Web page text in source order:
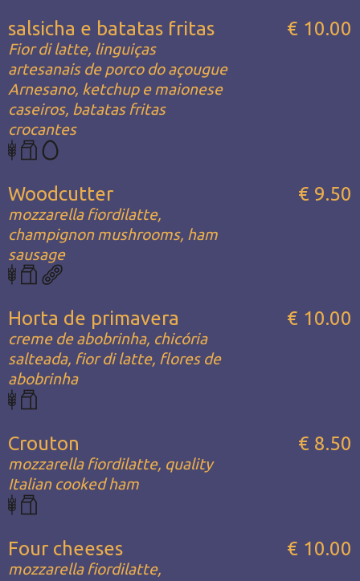
salsicha e batatas fritas
Fior di latte, linguiças
artesanais de porco do açougue
Arnesano, ketchup e maionese
caseiros, batatas fritas
crocantes
€ 10.00
Woodcutter
mozzarella fiordilatte,
champignon mushrooms, ham
sausage
€ 9.50
Horta de primavera
creme de abobrinha, chicória
salteada, fior di latte, flores de
abobrinha
€ 10.00
Crouton
mozzarella fiordilatte, quality
Italian cooked ham
€ 8.50
Four cheeses
mozzarella fiordilatte,
€ 10.00